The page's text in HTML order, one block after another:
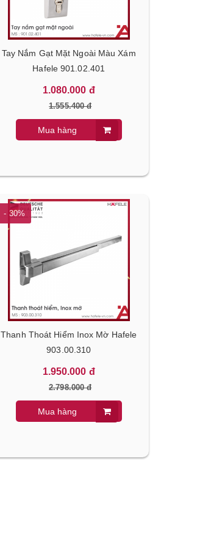
Tay Nắm Gạt Mặt Ngoài Màu Xám
Hafele 901.02.401
1.080.000 đ
1.555.400 đ
Mua hàng
- 30%
Thanh Thoát Hiểm Inox Mờ Hafele
903.00.310
1.950.000 đ
2.798.000 đ
Mua hàng